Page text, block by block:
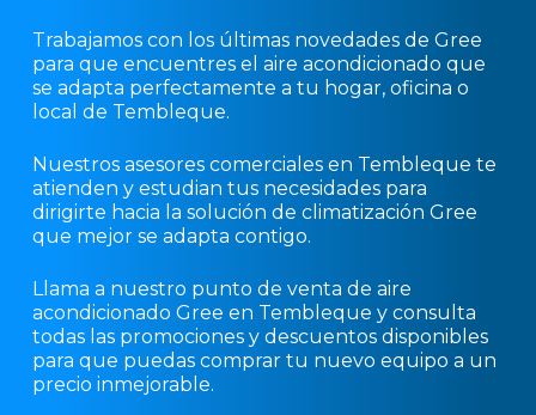
Trabajamos con los últimas novedades de Gree
para que encuentres el aire acondicionado que
se adapta perfectamente a tu hogar, oficina o
local de Tembleque.
Nuestros asesores comerciales en Tembleque te
atienden y estudian tus necesidades para
dirigirte hacia la solución de climatización Gree
que mejor se adapta contigo.
Llama a nuestro punto de venta de aire
acondicionado Gree en Tembleque y consulta
todas las promociones y descuentos disponibles
para que puedas comprar tu nuevo equipo a un
precio inmejorable.